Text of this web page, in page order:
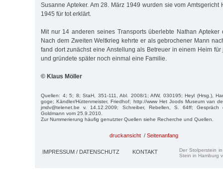
Susanne Apteker. Am 28. März 1949 wurden sie vom Amtsgericht
1945 für tot erklärt.
Mit nur 14 anderen seines Transports überlebte Nathan Apteker
Nach dem Zweiten Weltkrieg kehrte er als gebrochener Mann
fand dort zunächst eine Anstellung als Betreuer in einem Heim
und gründete später noch einmal eine Familie.
© Klaus Möller
Quellen: 4; 5; 8; StaH, 351-111, Abl. 2008/1; AfW, 030195; Heyl (Hrsg.),
goge; Kändler/Hüttenmeister, Friedhof; http://www Het Joods Museum van
jmdv@telenet.be v. 14.12.2009; Schreiber, Rebellen, S. 64ff; Gespräch
Goldmann vom 25.9.2010.
Zur Nummerierung häufig genutzter Quellen siehe Recherche und Quellen.
druckansicht / Seitenanfang
IMPRESSUM / DATENSCHUTZ KONTAKT
Der Stolperstein
Stein in Hamburg